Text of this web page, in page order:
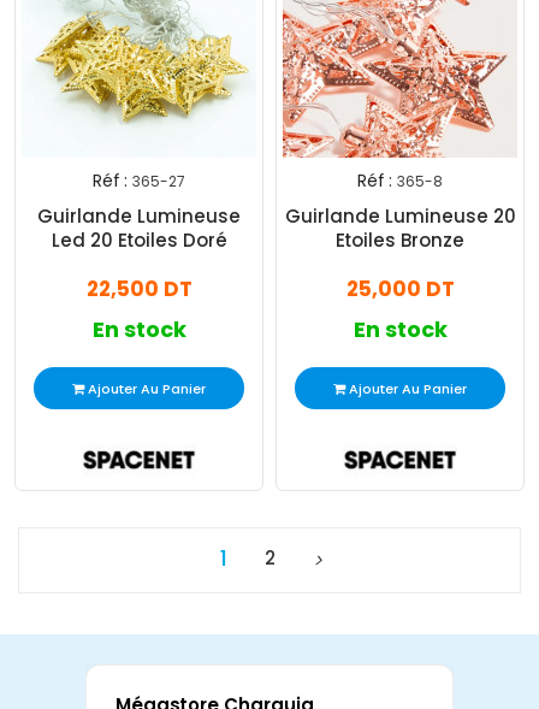
Réf : 365-27
Guirlande Lumineuse
Led 20 Etoiles Doré
22,500 DT
En stock
Ajouter Au Panier
Réf : 365-8
Guirlande Lumineuse 20
Etoiles Bronze
25,000 DT
En stock
Ajouter Au Panier
1 2